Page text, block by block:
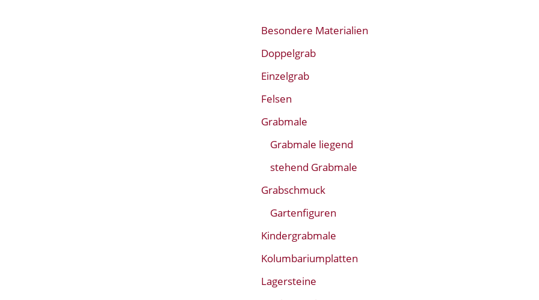
Besondere Materialien
Doppelgrab
Einzelgrab
Felsen
Grabmale
Grabmale liegend
stehend Grabmale
Grabschmuck
Gartenfiguren
Kindergrabmale
Kolumbariumplatten
Lagersteine